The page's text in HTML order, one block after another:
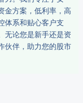
金方案，低利率，高
体系和贴心客户支
无论您是新手还是资
伙伴，助力您的股市